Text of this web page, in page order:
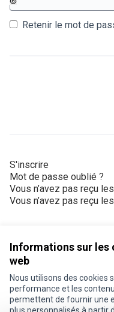
Informations sur les
web
Nous utilisons des cookies
performance et les
permettent de fournir une
Retenir le mot de
S'inscrire
Mot de passe oublié ?
Vous n’avez pas reçu
Vous n’avez pas reçu
Conditions d'utilisation
Paramètres des cookies
Je participe ! sur X
Je participe ! sur
Je participe ! sur